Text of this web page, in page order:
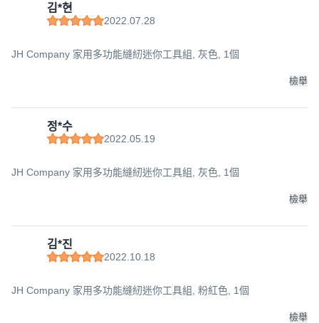
김*현
2022.07.28
JH Company 家用多功能縫紉迷你工具組, 灰色, 1個
檢舉
정*수
2022.05.19
JH Company 家用多功能縫紉迷你工具組, 灰色, 1個
檢舉
김*진
2022.10.18
JH Company 家用多功能縫紉迷你工具組, 粉紅色, 1個
檢舉